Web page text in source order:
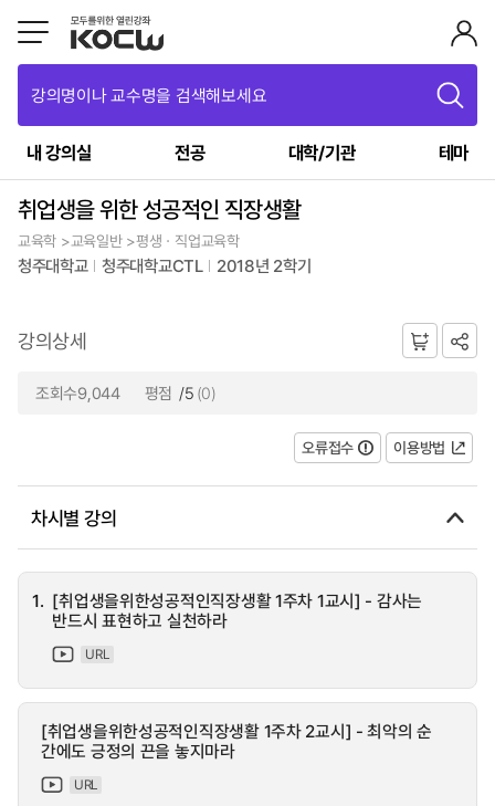
강의명이나 교수명을 검색해보세요
내 강의실 전공 대학/기관 테마
취업생을 위한 성공적인 직장생활
교육학 >교육일반 >평생ㆍ직업교육학
청주대학교 청주대학교CTL 2018년 2학기
강의상세
조회수9,044 평점 /5 (0)
오류접수 이용방법
차시별 강의
1. [취업생을위한성공적인직장생활 1주차 1교시] - 감사는
반드시 표현하고 실천하라
URL
[취업생을위한성공적인직장생활 1주차 2교시] - 최악의 순
간에도 긍정의 끈을 놓지마라
URL